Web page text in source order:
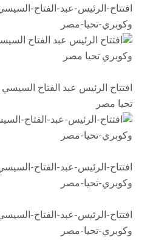
افتتاح-الرئيس-عبد-الفتاح-
وكوبري-تحيا-مصر
افتتاح الرئيس عبد الفتاح
تحيا مصر
افتتاح-الرئيس-عبد-الفتاح-
وكوبري-تحيا-مصر
افتتاح-الرئيس-عبد-الفتاح-
وكوبري-تحيا-مصر